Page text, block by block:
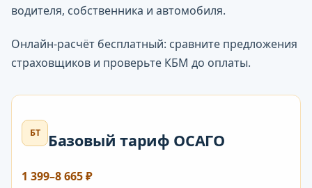
водителя, собственника и автомобиля.
Онлайн-расчёт бесплатный: сравните предложения
страховщиков и проверьте КБМ до оплаты.
БТ Базовый тариф ОСАГО
1 399–8 665 ₽